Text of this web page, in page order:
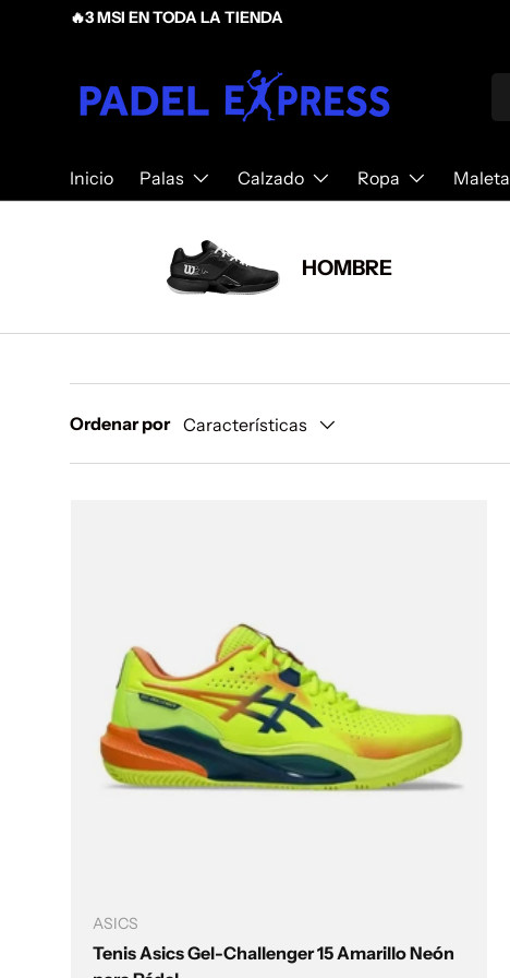
¡Bienvenido a PadelExpress! Tu tienda de pádel en México.
Inicio Palas Calzado Ropa
HOMBRE
Ordenar por Características
ASICS
Tenis Asics Gel-Challenger 15 Amarillo Neón